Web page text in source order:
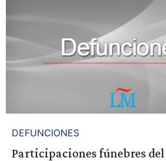
DEFUNCIONES
Participaciones fúnebres del